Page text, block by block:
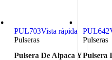
PUL703Vista rápida
Pulseras
Pulsera De Alpaca Y
PUL642
Pulseras
Pulsera